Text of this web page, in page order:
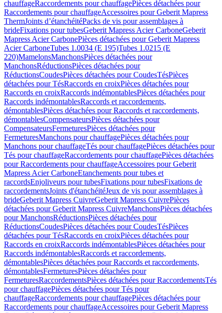
chauffageRaccordements pour chauffagePièces détachées pour
Raccordements pour chauffageAccessoires pour Geberit Mapress
ThermJoints d’étanchéitéPacks de vis pour assemblages à
brideFixations pour tubesGeberit Mapress Acier CarboneGeberit
Mapress Acier CarbonePièces détachées pour Geberit Mapress
Acier CarboneTubes 1.0034 (E 195)Tubes 1.0215 (E
220)MamelonsManchonsPièces détachées pour
ManchonsRéductionsPièces détachées pour
RéductionsCoudesPièces détachées pour CoudesTésPièces
détachées pour TésRaccords en croixPièces détachées pour
Raccords en croixRaccords indémontablesPièces détachées pour
Raccords indémontablesRaccords et raccordements,
démontablesPièces détachées pour Raccords et raccordements,
démontablesCompensateursPièces détachées pour
CompensateursFermeturesPièces détachées pour
FermeturesManchons pour chauffagePièces détachées pour
Manchons pour chauffageTés pour chauffagePièces détachées pour
Tés pour chauffageRaccordements pour chauffagePièces détachées
pour Raccordements pour chauffageAccessoires pour Geberit
Mapress Acier CarboneEtanchements pour tubes et
raccordsEnjoliveurs pour tubesFixations pour tubesFixations de
raccordementsJoints d'étanchéitéJeux de vis pour assemblages à
brideGeberit Mapress CuivreGeberit Mapress CuivrePièces
détachées pour Geberit Mapress CuivreManchonsPièces détachées
pour ManchonsRéductionsPièces détachées pour
RéductionsCoudesPièces détachées pour CoudesTésPièces
détachées pour TésRaccords en croixPièces détachées pour
Raccords en croixRaccords indémontablesPièces détachées pour
Raccords indémontablesRaccords et raccordements,
démontablesPièces détachées pour Raccords et raccordements,
démontablesFermeturesPièces détachées pour
FermeturesRaccordementsPièces détachées pour RaccordementsTés
pour chauffagePièces détachées pour Tés pour
chauffageRaccordements pour chauffagePièces détachées pour
Raccordements pour chauffageAccessoires pour Geberit Mapress